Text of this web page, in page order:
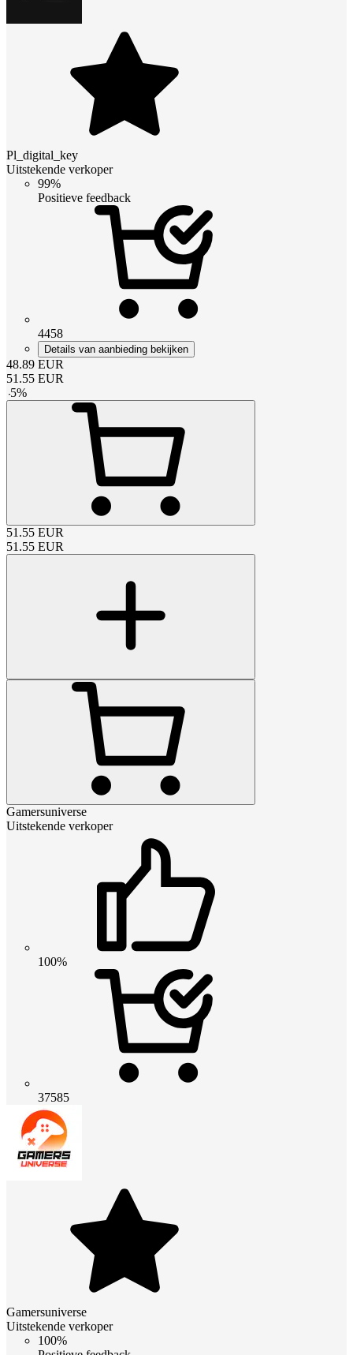
Pl_digital_key
Uitstekende verkoper
99%
Positieve feedback
4458
Details van aanbieding bekijken
48.89 EUR
51.55 EUR
-5%
51.55 EUR
51.55 EUR
Gamersuniverse
Uitstekende verkoper
100%
37585
Gamersuniverse
Uitstekende verkoper
100%